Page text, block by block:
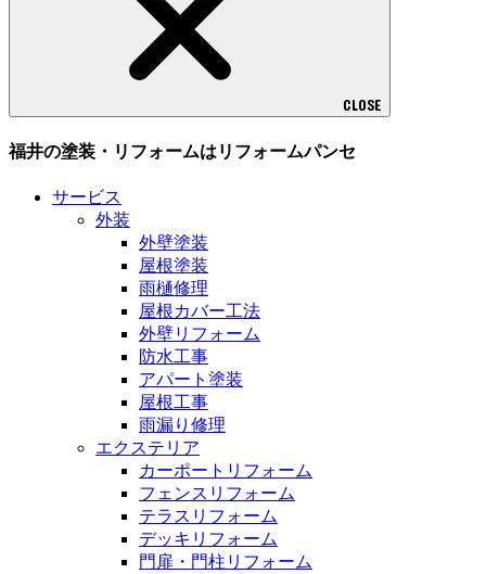
CLOSE
福井の塗装・リフォームはリフォームパンセ
サービス
外装
外壁塗装
屋根塗装
雨樋修理
屋根カバー工法
外壁リフォーム
防水工事
アパート塗装
屋根工事
雨漏り修理
エクステリア
カーポートリフォーム
フェンスリフォーム
テラスリフォーム
デッキリフォーム
門扉・門柱リフォーム